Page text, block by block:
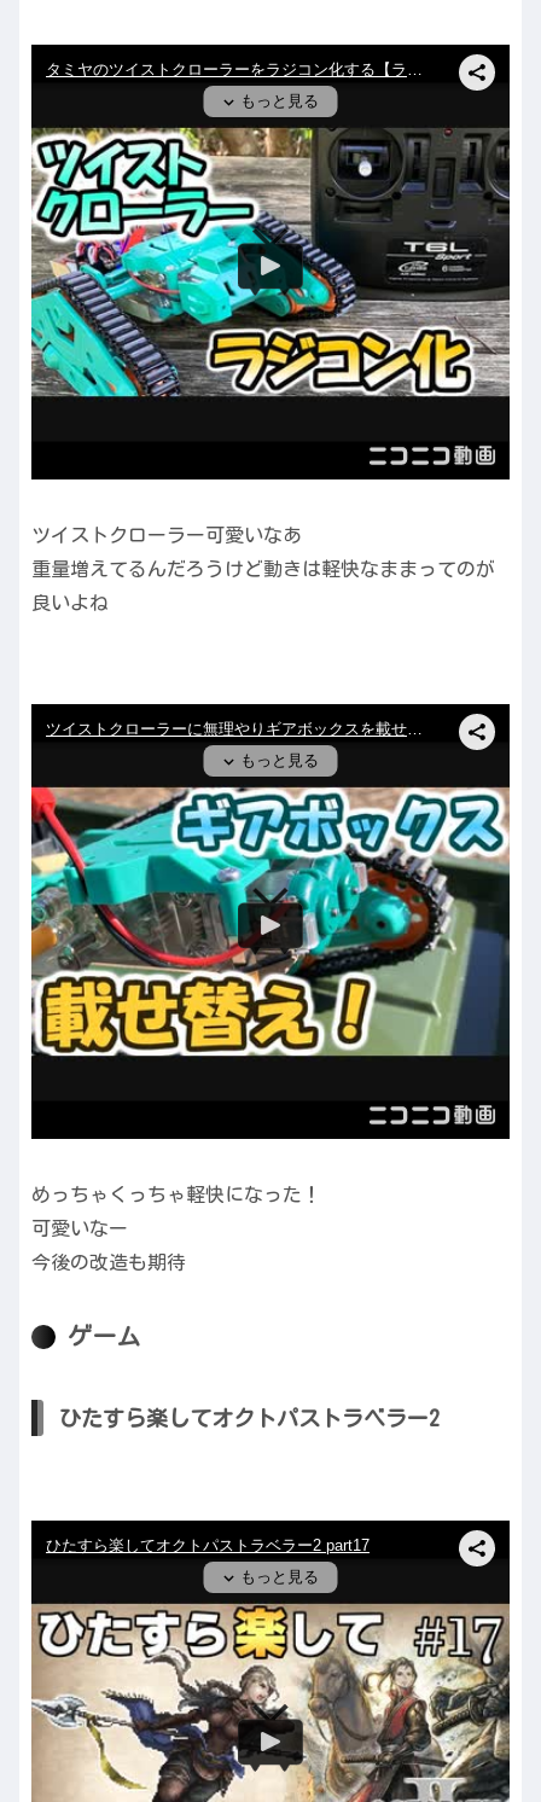
ツイストクローラー可愛いなあ
重量増えてるんだろうけど動きは軽快なままってのが
良いよね
めっちゃくっちゃ軽快になった！
可愛いなー
今後の改造も期待
ゲーム
ひたすら楽してオクトパストラベラー2